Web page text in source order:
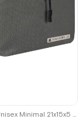
Rakerplus Gri Unisex Minimal 21x15x5 cm Bel ve Göğüs Çantası